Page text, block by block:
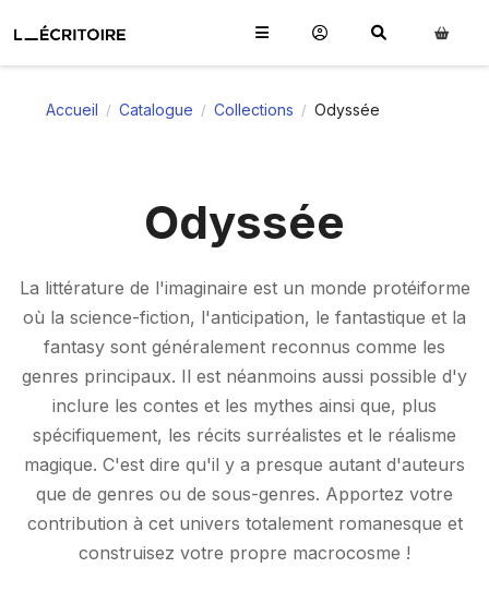
Accueil / Catalogue / Collections / Odyssée
Odyssée
La littérature de l'imaginaire est un monde protéiforme
où la science-fiction, l'anticipation, le fantastique et la
fantasy sont généralement reconnus comme les
genres principaux. Il est néanmoins aussi possible d'y
inclure les contes et les mythes ainsi que, plus
spécifiquement, les récits surréalistes et le réalisme
magique. C'est dire qu'il y a presque autant d'auteurs
que de genres ou de sous-genres. Apportez votre
contribution à cet univers totalement romanesque et
construisez votre propre macrocosme !